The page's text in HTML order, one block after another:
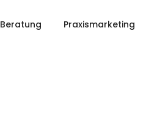
Beratung Praxismarketing